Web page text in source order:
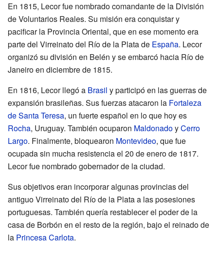
En 1815, Lecor fue nombrado comandante de la División
de Voluntarios Reales. Su misión era conquistar y
pacificar la Provincia Oriental, que en ese momento era
parte del Virreinato del Río de la Plata de España. Lecor
organizó su división en Belén y se embarcó hacia Río de
Janeiro en diciembre de 1815.
En 1816, Lecor llegó a Brasil y participó en las guerras de
expansión brasileñas. Sus fuerzas atacaron la Fortaleza
de Santa Teresa, un fuerte español en lo que hoy es
Rocha, Uruguay. También ocuparon MaldonadoyCerro
Largo. Finalmente, bloquearon Montevideo, que fue
ocupada sin mucha resistencia el 20 de enero de 1817.
Lecor fue nombrado gobernador de la ciudad.
Sus objetivos eran incorporar algunas provincias del
antiguo Virreinato del Río de la Plata a las posesiones
portuguesas. También quería restablecer el poder de la
casa de Borbón en el resto de la región, bajo el reinado de
la Princesa Carlota.